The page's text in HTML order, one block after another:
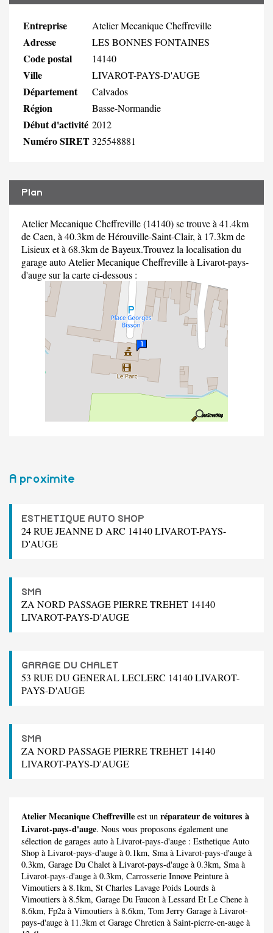
Entreprise Atelier Mecanique Cheffreville
Adresse LES BONNES FONTAINES
Code postal 14140
Ville LIVAROT-PAYS-D'AUGE
Département Calvados
Région Basse-Normandie
Début d'activité 2012
Numéro SIRET325548881
Plan
Atelier Mecanique Cheffreville (14140) se trouve à 41.4km
de Caen, à 40.3km de Hérouville-Saint-Clair, à 17.3km de
Lisieux et à 68.3km de Bayeux.Trouvez la localisation du
garage auto Atelier Mecanique Cheffreville à Livarot-pays-
d'auge sur la carte ci-dessous :
A proximite
ESTHETIQUE AUTO SHOP
24 RUE JEANNE D ARC 14140 LIVAROT-PAYS-
D'AUGE
SMA
ZA NORD PASSAGE PIERRE TREHET 14140
LIVAROT-PAYS-D'AUGE
GARAGE DU CHALET
53 RUE DU GENERAL LECLERC 14140 LIVAROT-
PAYS-D'AUGE
SMA
ZA NORD PASSAGE PIERRE TREHET 14140
LIVAROT-PAYS-D'AUGE
Atelier Mecanique Cheffreville est un réparateur de voitures à
Livarot-pays-d'auge. Nous vous proposons également une
sélection de garages auto à Livarot-pays-d'auge : Esthetique Auto
Shop à Livarot-pays-d'auge à 0.1km, Smaà Livarot-pays-d'auge à
0.3km, Garage Du Chalet à Livarot-pays-d'auge à 0.3km, Smaà
Livarot-pays-d'auge à 0.3km, Carrosserie Innove Peinture à
Vimoutiers à 8.1km, St Charles Lavage Poids Lourds à
Vimoutiers à 8.5km, Garage Du Faucon à Lessard Et Le Chene à
8.6km, Fp2aà Vimoutiers à 8.6km, Tom Jerry Garage à Livarot-
pays-d'auge à 11.3km et Garage Chretien à Saint-pierre-en-auge à